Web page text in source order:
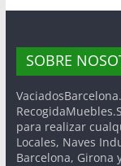
SOBRE
para realizar
Locales, Naves
Barcelona, Girona